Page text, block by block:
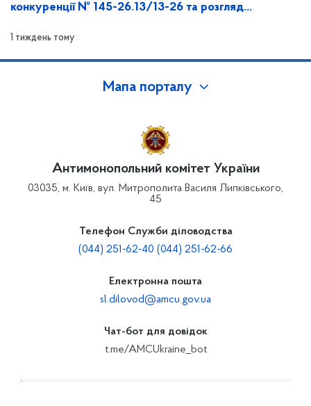
конкуренції № 145-26.13/13-26 та розгляд
комітету України
1 тиждень тому
Мапа порталу
Антимонопольний комітет України
03035, м. Київ, вул. Митрополита Василя Липківського,
45
Телефон Служби діловодства
(044) 251-62-40 (044) 251-62-66
Електронна пошта
sl.dilovod@amcu.gov.ua
Чат-бот для довідок
t.me/AMCUkraine_bot